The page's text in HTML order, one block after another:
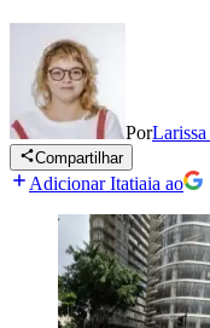
Por
Compartilhar
Adicionar Itatiaia ao